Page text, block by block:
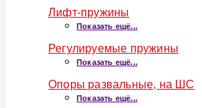
Лифт-пружины
Показать ещё...
Регулируемые пружины
Показать ещё...
Опоры развальные, на ШС
Показать ещё...